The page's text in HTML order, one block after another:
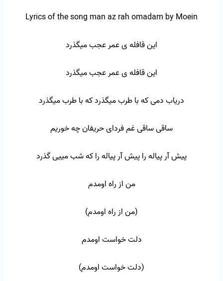
Lyrics of the song man az rah omadam by Moein
این قافله ی عمر عجب میگذرد
این قافله ی عمر عجب میگذرد
دریاب دمی که با طرب میگذرد که با طرب میگذرد
ساقی ساقی غم فردای حریفان چه خوریم
پیش آر پیاله را پیش آر پیاله را که شب مییی گذرد
من از راه اومدم
(من از راه اومدم)
دلت خواست اومدم
(دلت خواست اومدم)